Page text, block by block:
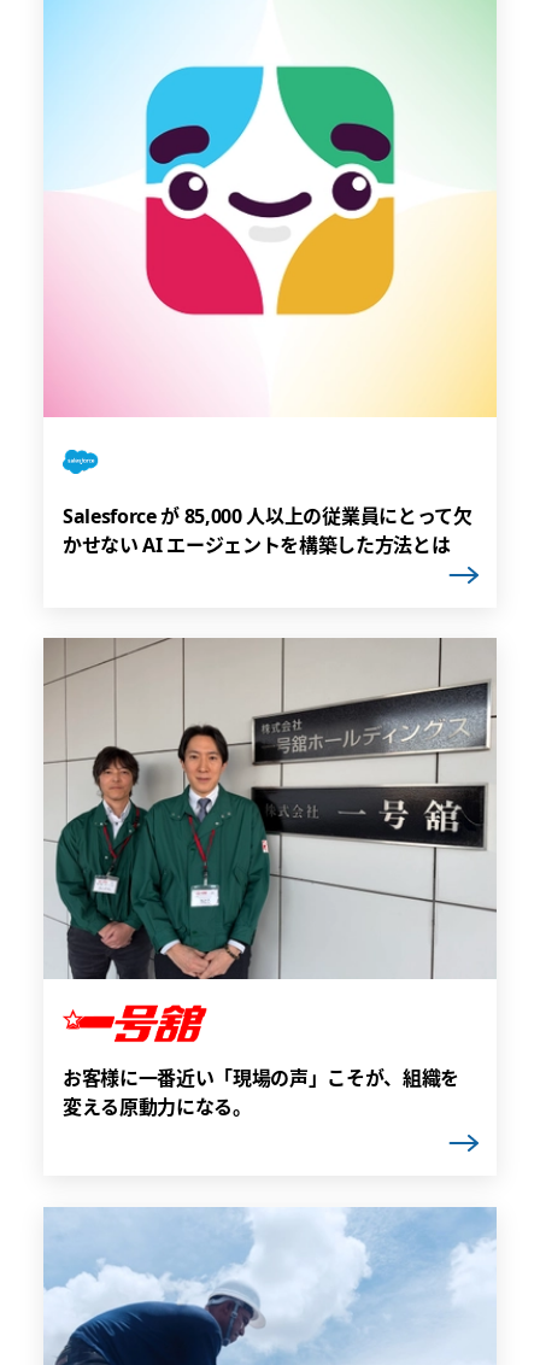
Salesforce が 85,000 人以上の従業員にとって欠
かせない AI エージェントを構築した方法とは
お客様に一番近い「現場の声」こそが、組織を
変える原動力になる。